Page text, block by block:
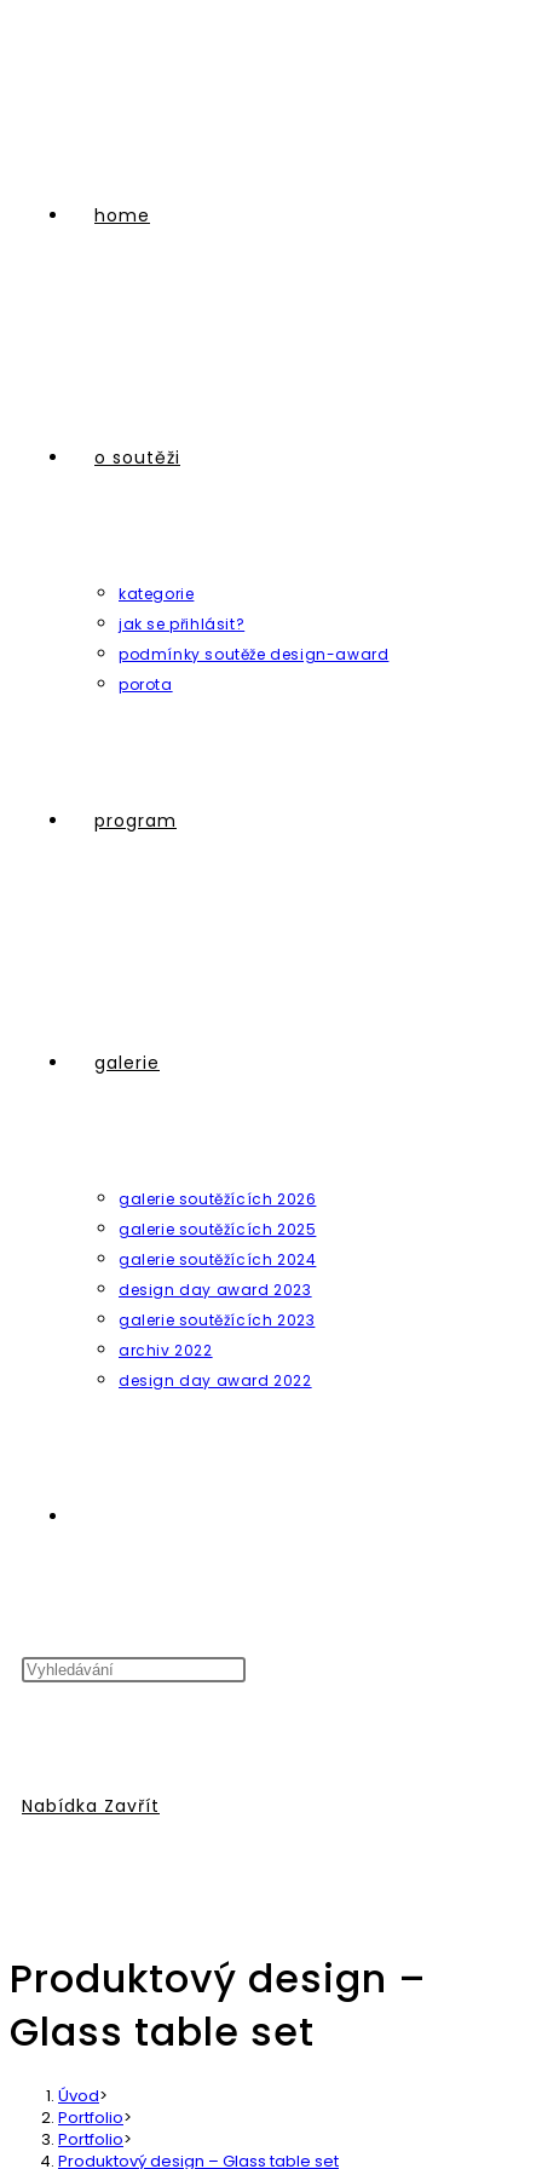
home
o soutěži
kategorie
jak se přihlásit?
podmínky soutěže design-award
porota
program
galerie
galerie soutěžících 2026
galerie soutěžících 2025
galerie soutěžících 2024
design day award 2023
galerie soutěžících 2023
archiv 2022
design day award 2022
na
Nabídka Zavřít
Produktový design –
Glass table set
Úvod>
Portfolio>
Portfolio>
Produktový design – Glass table set